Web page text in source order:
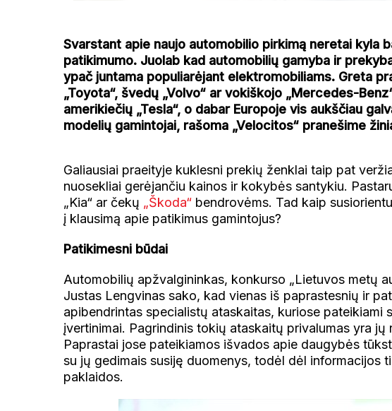
Svarstant apie naujo automobilio pirkimą neretai kyla
patikimumo. Juolab kad automobilių gamyba ir
ypač juntama populiarėjant elektromobiliams. Greta
„Toyota“, švedų „Volvo“ ar vokiškojo „Mercedes-
amerikiečių „Tesla“, o dabar Europoje vis aukščiau
modelių gamintojai, rašoma „Velocitos“ pranešime
Galiausiai praeityje kuklesni prekių ženklai taip pat
nuosekliai gerėjančiu kainos ir kokybės santykiu.
„Kia“ ar čekų „Škoda“bendrovėms. Tad kaip
į klausimą apie patikimus gamintojus?
Patikimesni būdai
Automobilių apžvalgininkas, konkurso „Lietuvos metų
Justas Lengvinas sako, kad vienas iš paprastesnių ir
apibendrintas specialistų ataskaitas, kuriose pateikiami
įvertinimai. Pagrindinis tokių ataskaitų privalumas yra jų
Paprastai jose pateikiamos išvados apie daugybės
su jų gedimais susiję duomenys, todėl dėl informacijos
paklaidos.